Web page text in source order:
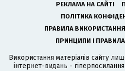
РЕКЛАМА НА САЙТІ
ПОЛІТИКА
ПРАВИЛА ВИКОРИСТАННЯ
ПРИНЦИПИ І
Використання матеріалів сайту
інтернет-видань -